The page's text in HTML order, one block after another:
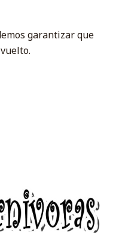
garantizar que